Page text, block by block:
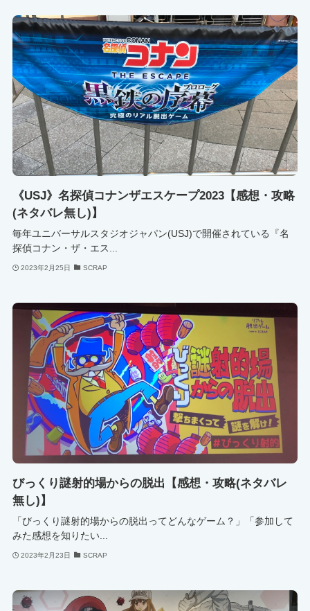
《USJ》名探偵コナンザエスケープ2023【感想・攻略
(ネタバレ無し)】
毎年ユニバーサルスタジオジャパン(USJ)で開催されている『名
探偵コナン・ザ・エス...
2023年2月25日 SCRAP
びっくり謎射的場からの脱出【感想・攻略(ネタバレ
無し)】
「びっくり謎射的場からの脱出ってどんなゲーム？」「参加して
みた感想を知りたい...
2023年2月23日 SCRAP